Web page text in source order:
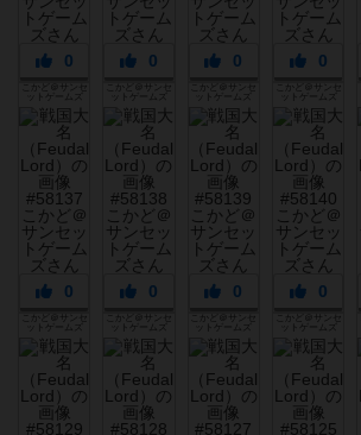
0 0 0 0
こかど＠サンセ
ットゲームズ
0
こかど＠サンセ
ットゲームズ
0
こかど＠サンセ
ットゲームズ
0
こかど＠サンセ
ットゲームズ
0
こかど＠サンセ
ットゲームズ
こかど＠サンセ
ットゲームズ
こかど＠サンセ
ットゲームズ
こかど＠サンセ
ットゲームズ